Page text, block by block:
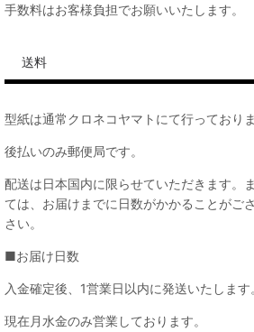
手数料はお客様負担でお願いいたします。
送料
型紙は通常クロネコヤマトにて行っておりま
後払いのみ郵便局です。
配送は日本国内に限らせていただきます。
ては、お届けまでに日数がかかることがご
さい。
■お届け日数
入金確定後、1営業日以内に発送いたします
現在月水金のみ営業しております。